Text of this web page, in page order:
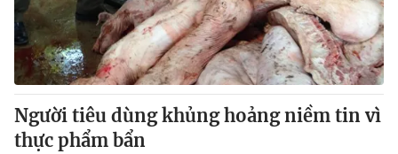
Người tiêu dùng khủng hoảng niềm tin vì
thực phẩm bẩn